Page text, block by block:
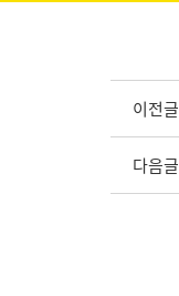
이전글
다음글